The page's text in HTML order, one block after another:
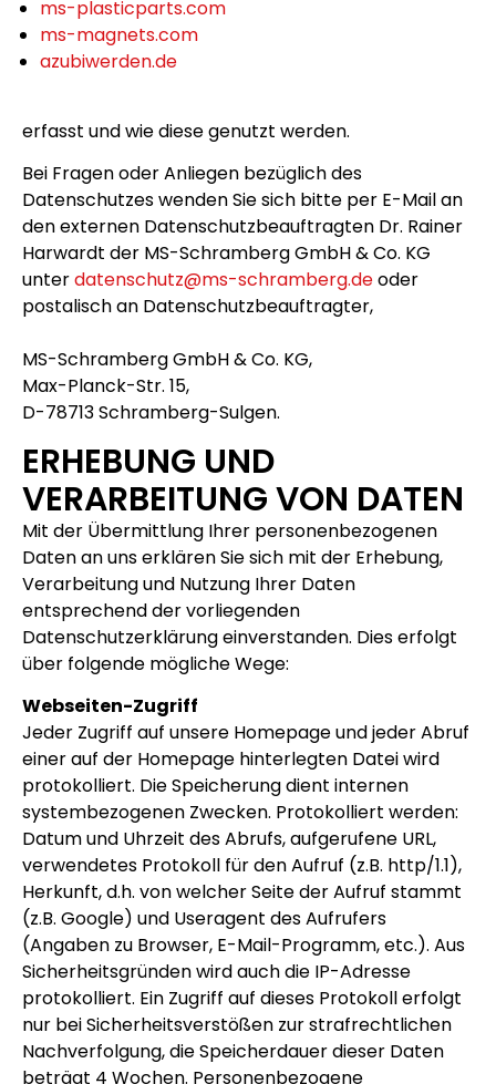
ms-plasticparts.com
ms-magnets.com
azubiwerden.de
erfasst und wie diese genutzt werden.
Bei Fragen oder Anliegen bezüglich des
Datenschutzes wenden Sie sich bitte per E-Mail an
den externen Datenschutzbeauftragten Dr. Rainer
Harwardt der MS-Schramberg GmbH & Co. KG
unterdatenschutz@ms-schramberg.deoder
postalisch an Datenschutzbeauftragter,
MS-Schramberg GmbH & Co. KG,
Max-Planck-Str. 15,
D-78713 Schramberg-Sulgen.
ERHEBUNG UND
VERARBEITUNG VON DATEN
Mit der Übermittlung Ihrer personenbezogenen
Daten an uns erklären Sie sich mit der Erhebung,
Verarbeitung und Nutzung Ihrer Daten
entsprechend der vorliegenden
Datenschutzerklärung einverstanden. Dies erfolgt
über folgende mögliche Wege:
Webseiten-Zugriff
Jeder Zugriff auf unsere Homepage und jeder Abruf
einer auf der Homepage hinterlegten Datei wird
protokolliert. Die Speicherung dient internen
systembezogenen Zwecken. Protokolliert werden:
Datum und Uhrzeit des Abrufs, aufgerufene URL,
verwendetes Protokoll für den Aufruf (z.B. http/1.1),
Herkunft, d.h. von welcher Seite der Aufruf stammt
(z.B. Google) und Useragent des Aufrufers
(Angaben zu Browser, E-Mail-Programm, etc.). Aus
Sicherheitsgründen wird auch die IP-Adresse
protokolliert. Ein Zugriff auf dieses Protokoll erfolgt
nur bei Sicherheitsverstößen zur strafrechtlichen
Nachverfolgung, die Speicherdauer dieser Daten
beträgt 4 Wochen. Personenbezogene